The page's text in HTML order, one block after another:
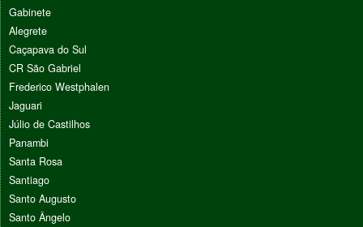
Gabinete
Alegrete
Caçapava do Sul
CR São Gabriel
Frederico Westphalen
Jaguari
Júlio de Castilhos
Panambi
Santa Rosa
Santiago
Santo Augusto
Santo Ângelo